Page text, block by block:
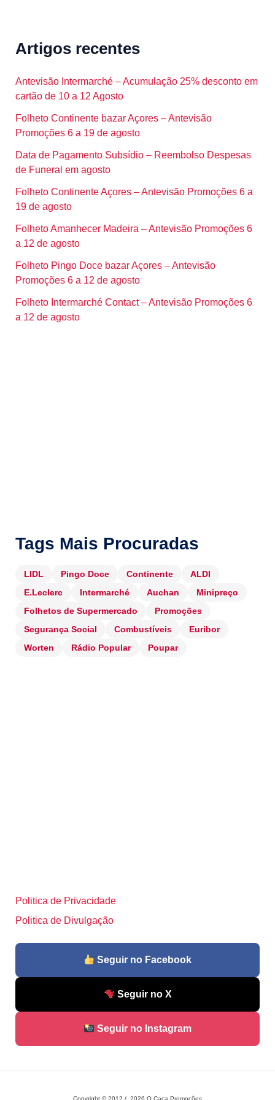
Artigos recentes
Antevisão Intermarché – Acumulação 25% desconto em
cartão de 10 a 12 Agosto
Folheto Continente bazar Açores – Antevisão
Promoções 6 a 19 de agosto
Data de Pagamento Subsídio – Reembolso Despesas
de Funeral em agosto
Folheto Continente Açores – Antevisão Promoções 6 a
19 de agosto
Folheto Amanhecer Madeira – Antevisão Promoções 6
a 12 de agosto
Folheto Pingo Doce bazar Açores – Antevisão
Promoções 6 a 12 de agosto
Folheto Intermarché Contact – Antevisão Promoções 6
a 12 de agosto
Tags Mais Procuradas
LIDL Pingo Doce Continente
ALDI
E.Leclerc
Intermarché Auchan
Minipreço
Folhetos de Supermercado
Promoções
Segurança Social
Combustíveis
Euribor
Worten
Rádio Popular Poupar
Politica de Privacidade
Politica de Divulgação
Seguir no Facebook
Seguir no X
Seguir no Instagram
Copyright © 2012 / 2026 O Caça Promoções